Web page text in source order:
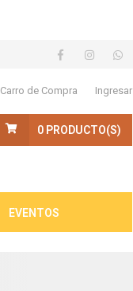
Carro de Compra Ingresar
0 PRODUCTO(S)
EVENTOS